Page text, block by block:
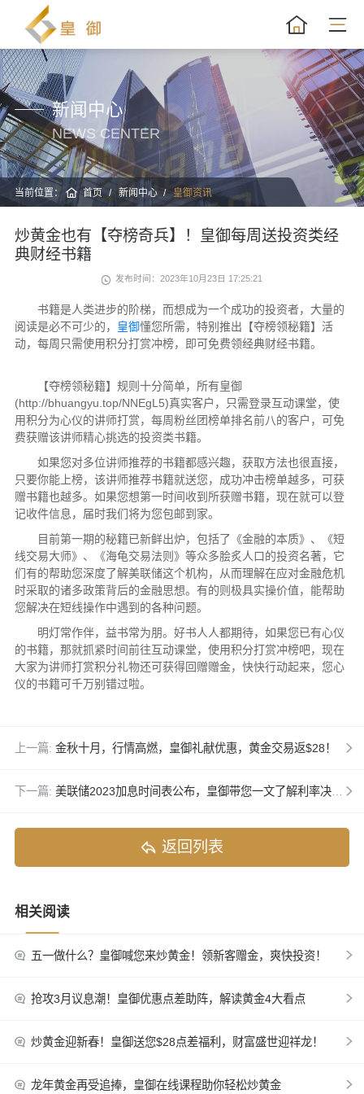
新闻中心
NEWS CENTER
当前位置： 首页 新闻中心 皇御资讯
炒黄金也有【夺榜奇兵】！皇御每周送投资类经
典财经书籍
发布时间：2023年10月23日 17:25:21
书籍是人类进步的阶梯，而想成为一个成功的投资者，大量的
阅读是必不可少的， 皇御懂您所需，特别推出【夺榜领秘籍】活
动，每周只需使用积分打赏冲榜，即可免费领经典财经书籍。
【夺榜领秘籍】规则十分简单，所有皇御
(http://bhuangyu.top/NNEgL5)真实客户，只需登录互动课堂，使
用积分为心仪的讲师打赏，每周粉丝团榜单排名前八的客户，可免
费获赠该讲师精心挑选的投资类书籍。
如果您对多位讲师推荐的书籍都感兴趣，获取方法也很直接，
只要你能上榜，该讲师推荐书籍就送您，成功冲击榜单越多，可获
赠书籍也越多。如果您想第一时间收到所获赠书籍，现在就可以登
记收件信息，届时我们将为您包邮到家。
目前第一期的秘籍已新鲜出炉，包括了《金融的本质》、《短
线交易大师》、《海龟交易法则》等众多脍炙人口的投资名著，它
们有的帮助您深度了解美联储这个机构，从而理解在应对金融危机
时采取的诸多政策背后的金融思想。有的则极具实操价值，能帮助
您解决在短线操作中遇到的各种问题。
明灯常作伴，益书常为朋。好书人人都期待，如果您已有心仪
的书籍，那就抓紧时间前往互动课堂，使用积分打赏冲榜吧，现在
大家为讲师打赏积分礼物还可获得回赠赠金，快快行动起来，您心
仪的书籍可千万别错过啦。
上一篇: 金秋十月，行情高燃，皇御礼献优惠，黄金交易返$28！
下一篇: 美联储2023加息时间表公布，皇御带您一文了解利率决议！
返回列表
相关阅读
五一做什么？皇御喊您来炒黄金！领新客赠金，爽快投资！
抢攻3月议息潮！皇御优惠点差助阵，解读黄金4大看点
炒黄金迎新春！皇御送您$28点差福利，财富盛世迎祥龙！
龙年黄金再受追捧，皇御在线课程助你轻松炒黄金